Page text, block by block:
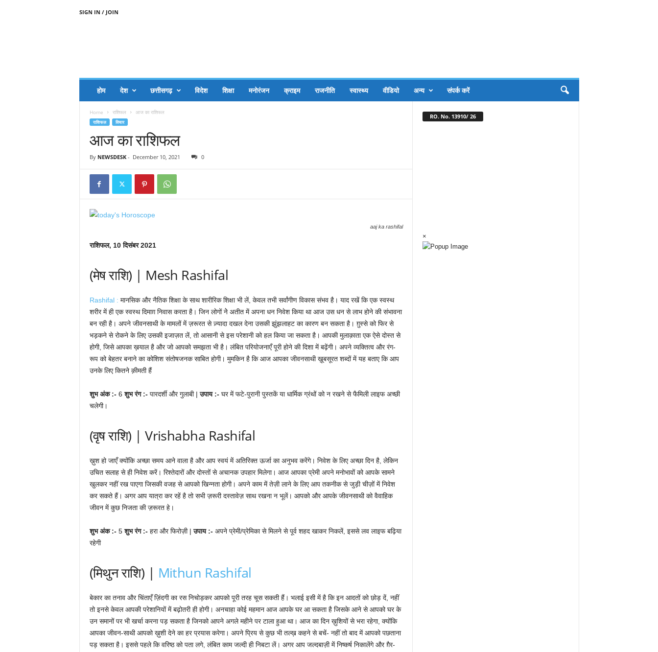
SIGN IN / JOIN
होम देश छत्तीसगढ़ विदेश शिक्षा मनोरंजन क्राइम राजनीति स्वास्थ्य वीडियो अन्य संपर्क करें
Home राशिफल आज का राशिफल
राशिफल विचार
आज का राशिफल
By NEWSDESK- December 10, 2021 0
aaj ka rashifal
राशिफल, 10 दिसंबर 2021
(मेष राशि) | Mesh Rashifal
Rashifal : मानसिक और नैतिक शिक्षा के साथ शारीरिक शिक्षा भी लें, केवल तभी सर्वांगीण विकास संभव है। याद रखें कि एक स्वस्थ
शरीर में ही एक स्वस्थ दिमाग़ निवास करता है। जिन लोगों नेे अतीत में अपना धन निवेश किया था आज उस धन से लाभ होने की संभावना
बन रही है। अपने जीवनसाथी के मामलों में ज़रूरत से ज़्यादा दखल देना उसकी झुंझलाहट का कारण बन सकता है। ग़ुस्से को फिर से
भड़कने से रोकने के लिए उसकी इजाज़त लें, तो आसानी से इस परेशानी को हल किया जा सकता है। आपकी मुलाक़ाता एक ऐसे दोस्त से
होगी, जिसे आपका ख़याल है और जो आपको समझता भी है। लंबित परियोजनाएँ पूरी होने की दिशा में बढ़ेंगी। अपने व्यक्तित्व और रंग-
रूप को बेहतर बनाने का कोशिश संतोषजनक साबित होगी। मुमकिन है कि आज आपका जीवनसाथी ख़ूबसूरत शब्दों में यह बताए कि आप
उनके लिए कितने क़ीमती हैं
शुभ अंक :- 6शुभ रंग :- पारदर्शी और गुलाबी |उपाय :- घर में फटे-पुरानी पुस्तकें या धार्मिक ग्रंथों को न रखने से फैमिली लाइफ अच्छी
चलेगी।
(वृष राशि) | Vrishabha Rashifal
ख़ुश हो जाएँ क्योंकि अच्छा समय आने वाला है और आप स्वयं में अतिरिक्त ऊर्जा का अनुभव करेंगे। निवेश के लिए अच्छा दिन है, लेकिन
उचित सलाह से ही निवेश करें। रिश्तेदारों और दोस्तों से अचानक उपहार मिलेगा। आज आपका प्रेमी अपने मनोभावों को आपके सामने
खुलकर नहीं रख पाएगा जिसकी वजह से आपको खिन्नता होगी। अपने काम में तेज़ी लाने के लिए आप तकनीक से जुड़ी चीज़ों में निवेश
कर सकते हैं। अगर आप यात्रा कर रहें है तो सभी ज़रूरी दस्तावेज़ साथ रखना न भूलें। आपको और आपके जीवनसाथी को वैवाहिक
जीवन में कुछ निजता की ज़रूरत हे।
शुभ अंक :- 5शुभ रंग :- हरा और फिरोज़ी |उपाय :- अपने प्रेमी/प्रेमिका से मिलने से पूर्व शहद खाकर निकलें, इससे लव लाइफ बढ़िया
रहेगी
(मिथुन राशि) | Mithun Rashifal
बेकार का तनाव और चिंताएँ ज़िंदगी का रस निचोड़कर आपको पूरी तरह चूस सकती हैं। भलाई इसी में है कि इन आदतों को छोड़ दें, नहीं
तो इनसे केवल आपकी परेशानियों में बढ़ोतरी ही होगी। अनचाहा कोई महमान आज आपके घर आ सकता है जिसके आने से आपको घर के
उन समानों पर भी खर्चा करना पड़ सकता है जिनको आपने अगले महीने पर टाला हुआ था। आज का दिन ख़ुशियों से भरा रहेगा, क्योंकि
आपका जीवन-साथी आपको ख़ुशी देने का हर प्रयास करेगा। अपने प्रिय से कुछ भी तल्ख़ कहने से बचें- नहीं तो बाद में आपको पछताना
पड़ सकता है। इससे पहले कि वरिष्ठ को पता लगे, लंबित काम जल्दी ही निबटा लें। अगर आप जल्दबाज़ी में निष्कर्ष निकालेंगे और ग़ैर-
RO. No. 13910/ 26
×